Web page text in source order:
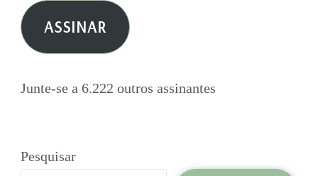
e-
mail ASSINAR
Junte-se a 6.222 outros assinantes
Pesquisar